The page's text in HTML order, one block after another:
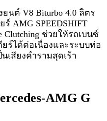
นต์ V8 Biturbo 4.0 ลิตร
AMG SPEEDSHIFT
ช่วยให้รถเบนซ์
ยร์ได้ต่อเนื่องและระบบท่อ
นเสียงคำรามสุดเร้า
AMG G